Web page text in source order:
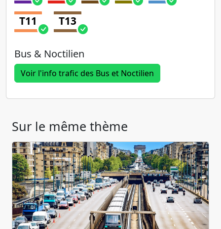
T11 T13
Bus & Noctilien
Voir l'info trafic des Bus et Noctilien
Sur le même thème